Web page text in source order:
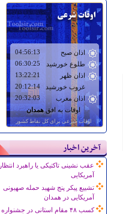
آخرین اخبار
عقب نشینی تاکتیکی یا راهبرد انتظار
آمریکایی
تشییع پیکر پنج شهید حمله صهیونی
آمریکایی در همدان
کسب ۴۸ مقام استانی در جشنواره